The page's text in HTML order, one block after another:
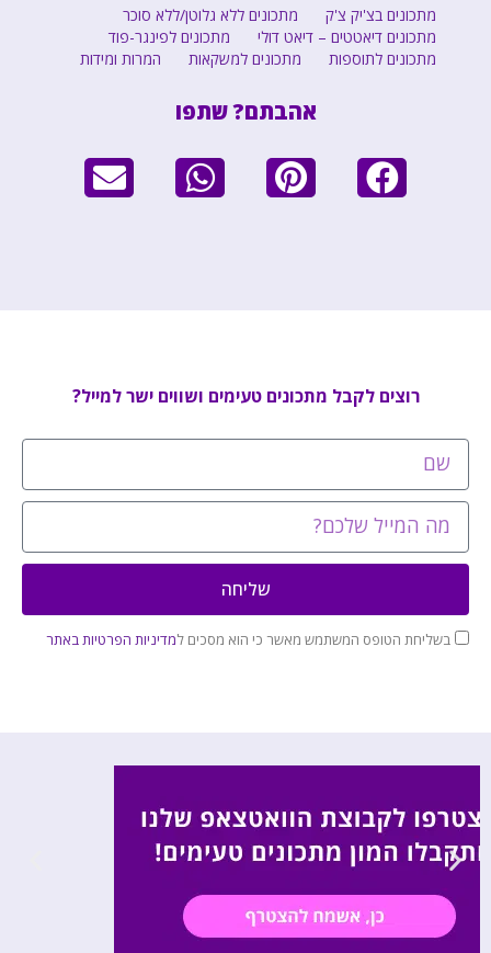
מתכונים בצ'יק צ'ק
מתכונים ללא גלוטן/ללא סוכר
מתכונים דיאטטים – דיאט דולי
מתכונים לפינגר-פוד
מתכונים לתוספות
מתכונים למשקאות המרות ומידות
אהבתם? שתפו
רוצים לקבל מתכונים טעימים ושווים ישר למייל?
בשליחת הטופס המשתמש מאשר כי הוא מסכים למדיניות הפרטיות באתר
שליחה